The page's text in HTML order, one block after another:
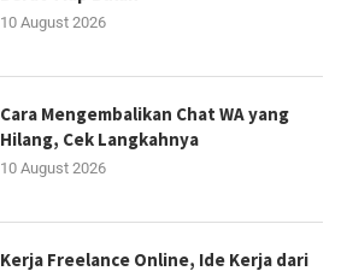
10 August 2026
Cara Mengembalikan Chat WA yang
Hilang, Cek Langkahnya
10 August 2026
Kerja Freelance Online, Ide Kerja dari